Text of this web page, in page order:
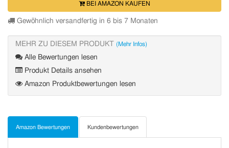
BEI AMAZON KAUFEN
Gewöhnlich versandfertig in 6 bis 7 Monaten
MEHR ZU DIESEM PRODUKT (Mehr Infos)
Alle Bewertungen lesen
Produkt Details ansehen
Amazon Produktbewertungen lesen
Amazon Bewertungen Kundenbewertungen